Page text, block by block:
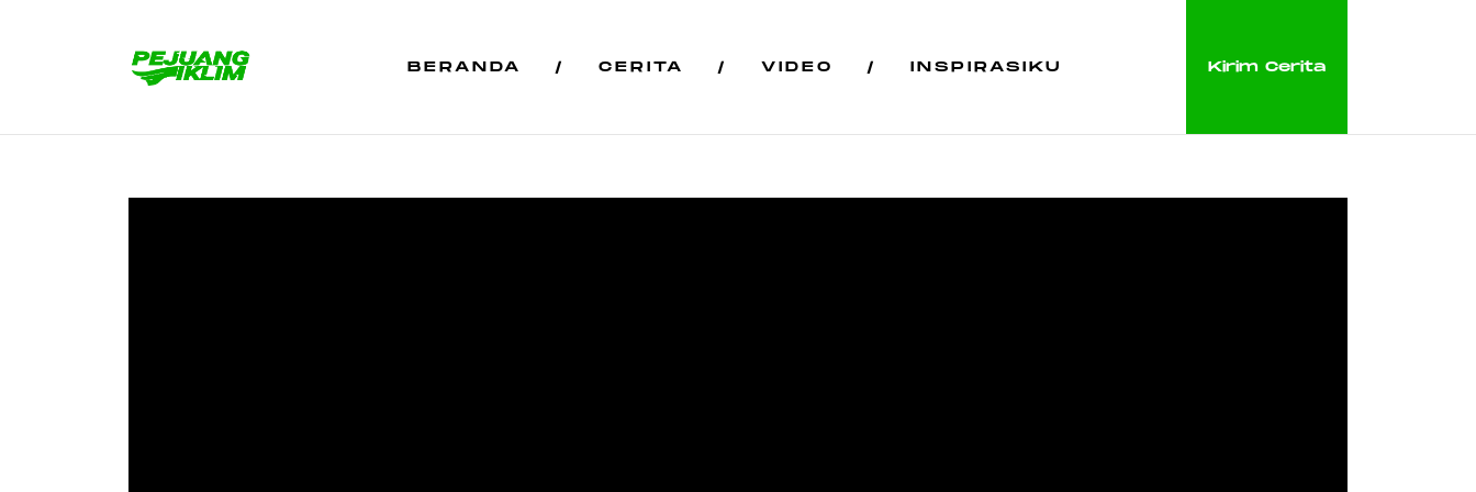
BERANDA CERITA VIDEO INSPIRASIKU Kirim Cerita